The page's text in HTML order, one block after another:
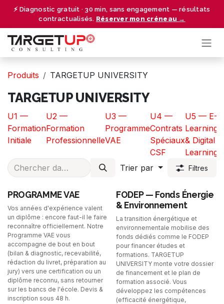
⚡ Diagnostic gratuit · 30 min, sans engagement — résultats
contractualisés. Réserver mon créneau →
Se rendre au contenu
Produits TARGETUP UNIVERSITY
TARGETUP UNIVERSITY
U1 —
Formation
Initiale
U2 —
Formation
Professionnelle
U3 —
Programme
VAE
U4 —
Contrats
Spéciaux
CSF
U5 — E-
Learning
& Digital
Learning
Trier par
Filtres
PROGRAMME VAE
Vos années d'expérience valent
un diplôme : encore faut-il le faire
reconnaître officiellement. Notre
Programme VAE vous
accompagne de bout en bout
(bilan & diagnostic, recevabilité,
rédaction du livret, préparation au
jury) vers une certification ou un
diplôme reconnu, sans retourner
sur les bancs de l'école. Devis &
inscription sous 48 h.
FODEP — Fonds Énergie
& Environnement
La transition énergétique et
environnementale mobilise des
fonds dédiés comme le FODEP
pour financer études et
formations. TARGETUP
UNIVERSITY monte votre dossier
de financement et le plan de
formation associé. Vous
développez les compétences
(efficacité énergétique,